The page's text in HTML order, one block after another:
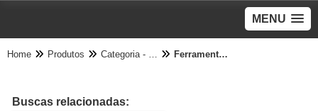
MENU
Home Produtos Categoria - Pneumático Ferramentas de arquear pneumáticas para fitas de poliéster
Buscas relacionadas: